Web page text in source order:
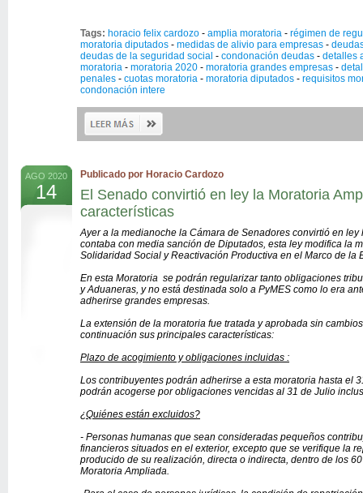
Tags: horacio felix cardozo - amplia moratoria - régimen de
moratoria diputados - medidas de alivio para empresas -
deudas de la seguridad social - condonación deudas - detalles
moratoria - moratoria 2020 - moratoria grandes empresas -
penales - cuotas moratoria - moratoria diputados - requisitos
condonación intere
AGO 2020
14
Publicado por Horacio Cardozo
El Senado convirtió en ley la Moratoria
características
Ayer a la medianoche la Cámara de Senadores convirtió en
contaba con media sanción de Diputados, esta ley modifica la
Solidaridad Social y Reactivación Productiva en el Marco de la
En esta Moratoria se podrán regularizar tanto obligaciones
y Aduaneras, y no está destinada solo a PyMES como lo era
adherirse grandes empresas.
La extensión de la moratoria fue tratada y aprobada sin
continuación sus principales características:
Plazo de acogimiento y obligaciones incluidas :
Los contribuyentes podrán adherirse a esta moratoria hasta el
podrán acogerse por obligaciones vencidas al 31 de Julio
¿Quiénes están excluidos?
- Personas humanas que sean consideradas pequeños
financieros situados en el exterior, excepto que se verifique la
producido de su realización, directa o indirecta, dentro de los
Moratoria Ampliada.